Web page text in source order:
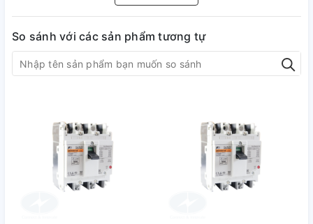
- Chất lượng vượt trội, đáp ứng hầu hết các tiêu chuẩn trên
toàn thế giới
So sánh với các sản phẩm tương tự